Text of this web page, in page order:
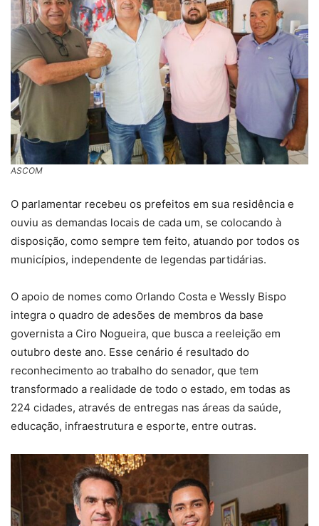
ASCOM
O parlamentar recebeu os prefeitos em sua residência e
ouviu as demandas locais de cada um, se colocando à
disposição, como sempre tem feito, atuando por todos os
municípios, independente de legendas partidárias.
O apoio de nomes como Orlando Costa e Wessly Bispo
integra o quadro de adesões de membros da base
governista a Ciro Nogueira, que busca a reeleição em
outubro deste ano. Esse cenário é resultado do
reconhecimento ao trabalho do senador, que tem
transformado a realidade de todo o estado, em todas as
224 cidades, através de entregas nas áreas da saúde,
educação, infraestrutura e esporte, entre outras.